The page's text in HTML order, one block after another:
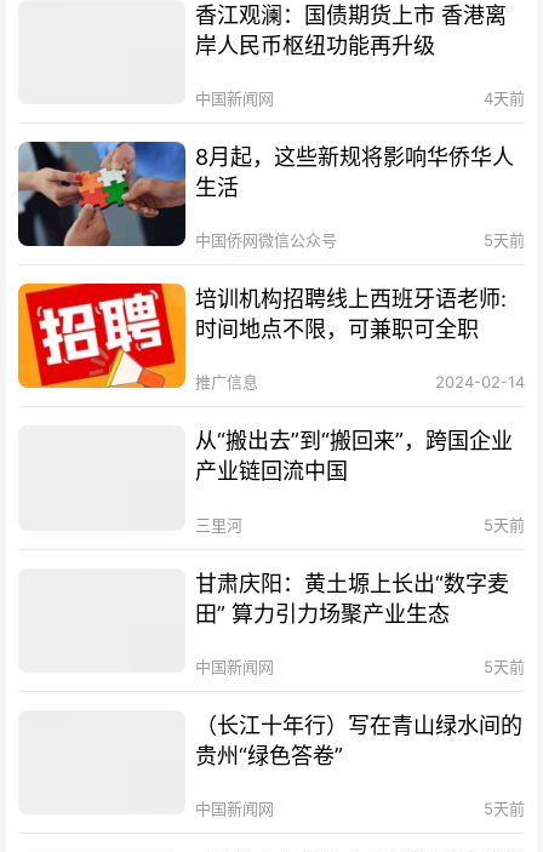
香江观澜：国债期货上市 香港离
岸人民币枢纽功能再升级
中国新闻网 4天前
8月起，这些新规将影响华侨华人
生活
中国侨网微信公众号 5天前
培训机构招聘线上西班牙语老师:
时间地点不限，可兼职可全职
推广信息 2024-02-14
从“搬出去”到“搬回来”，跨国企业
产业链回流中国
三里河 5天前
甘肃庆阳：黄土塬上长出“数字麦
田” 算力引力场聚产业生态
中国新闻网 5天前
（长江十年行）写在青山绿水间的
贵州“绿色答卷”
中国新闻网 5天前